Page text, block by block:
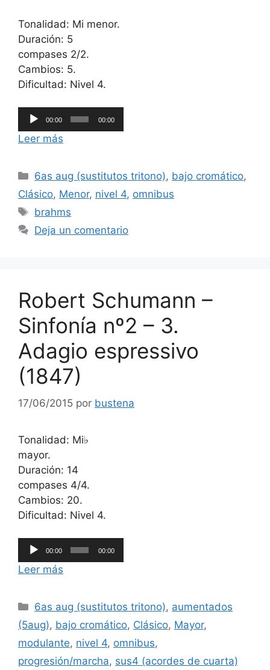
Tonalidad: Mi menor.
Duración: 5
compases 2/2.
Cambios: 5.
Dificultad: Nivel 4.
Reproductor
de
audio
00:00 00:00
Leer más
Categorías
6as aug (sustitutos tritono), bajo cromático,
Clásico, Menor, nivel 4, omnibus
Etiquetas
brahms
Deja un comentario
Robert Schumann –
Sinfonía nº2 – 3.
Adagio espressivo
(1847)
17/06/2015 por bustena
Tonalidad: Mi♭
mayor.
Duración: 14
compases 4/4.
Cambios: 20.
Dificultad: Nivel 4.
Reproductor
de
audio
00:00 00:00
Leer más
Categorías
6as aug (sustitutos tritono), aumentados
(5aug), bajo cromático, Clásico, Mayor,
modulante, nivel 4, omnibus,
progresión/marcha, sus4 (acordes de cuarta)